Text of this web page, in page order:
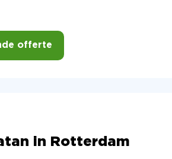
offerte
in Rotterdam